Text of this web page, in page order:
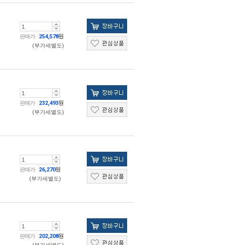
판매가 254,578원
(부가세별도)
판매가 232,493원
(부가세별도)
판매가 26,270원
(부가세별도)
판매가 202,208원